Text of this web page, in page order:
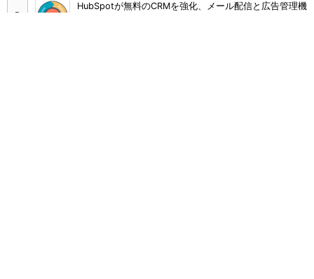
HubSpotが無料のCRMを強化、メール配信と広告管理機